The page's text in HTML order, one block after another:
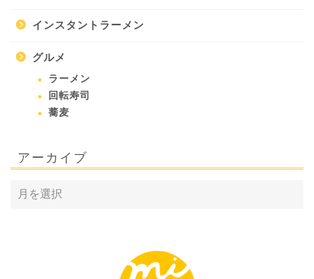
インスタントラーメン
グルメ
ラーメン
回転寿司
蕎麦
アーカイブ